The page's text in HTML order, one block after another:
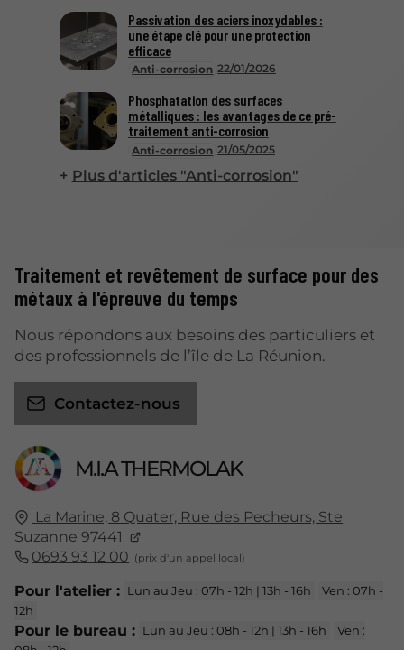
Anti-corrosion 22/01/2026
Passivation des aciers inoxydables :
une étape clé pour une protection
efficace
Anti-corrosion 21/05/2025
Phosphatation des surfaces
métalliques : les avantages de ce pré-
traitement anti-corrosion
Plus d'articles "Anti-corrosion"
M.I.A THERMOLAK
La Marine, 8 Quater, Rue des Pecheurs, Ste
Suzanne 97441
0693 93 12 00
Pour l'atelier : Lun au Jeu : 07h - 12h | 13h - 16h
Ven : 07h -
12h
Pour le bureau : Lun au Jeu : 08h - 12h | 13h - 16h
Ven :
Traitement et revêtement de surface pour des
métaux à l'épreuve du temps
Nous répondons aux besoins des particuliers et
des professionnels de l’île de La Réunion.
Contactez-nous